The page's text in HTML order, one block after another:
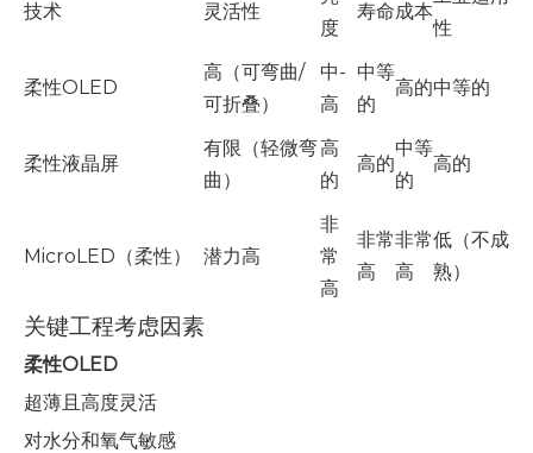
技术 灵活性
度
寿命成本
性
柔性OLED
高（可弯曲/
可折叠）
中-
高
中等
的
高的中等的
柔性液晶屏
有限（轻微弯
曲）
高
的
高的
中等
的
高的
MicroLED（柔性） 潜力高
非
常
高
非常
高
非常
高
低（不成
熟）
关键工程考虑因素
柔性OLED
超薄且高度灵活
对水分和氧气敏感